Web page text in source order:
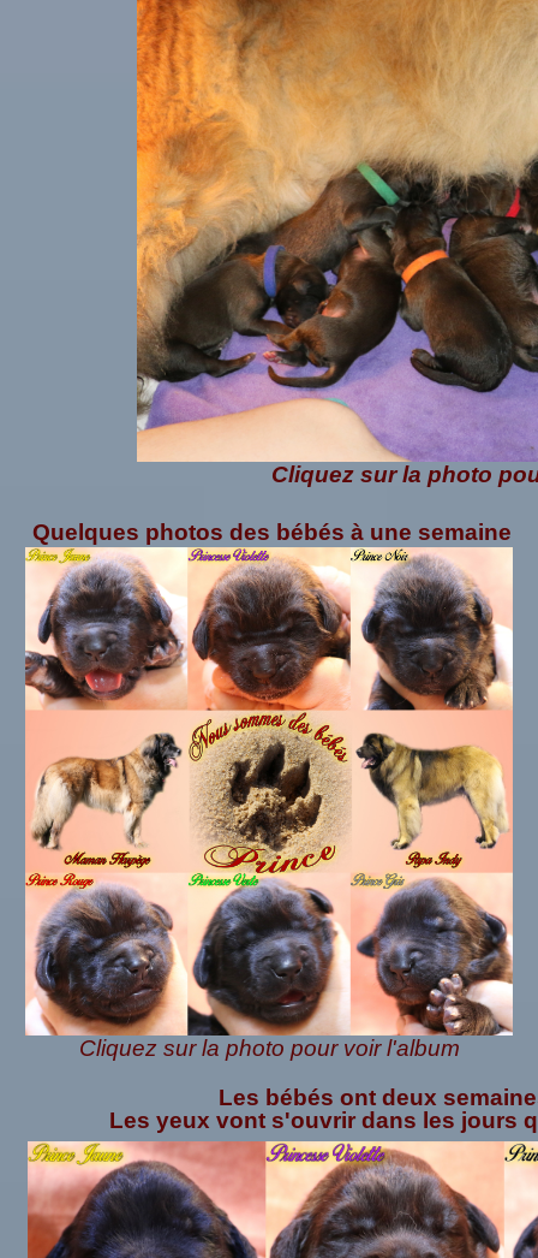
Cliquez sur la photo
Quelques photos des bébés à une semaine
Cliquez sur la photo pour voir l'album
Les bébés ont deux
Les yeux vont s'ouvrir dans les jours